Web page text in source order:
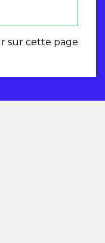
sur cette page